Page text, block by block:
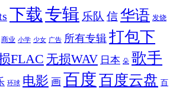
下载专辑 乐队 信华语 发烧
商业 小学 少女 广告 所有专辑 打包下
FLAC 无损WAV 日本 朵 歌手
环球 电影 画 百度百度云盘 百